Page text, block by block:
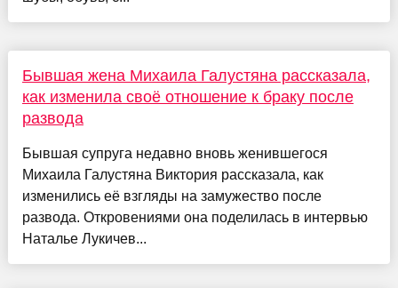
Бывшая жена Михаила Галустяна рассказала,
как изменила своё отношение к браку после
развода
Бывшая супруга недавно вновь женившегося
Михаила Галустяна Виктория рассказала, как
изменились её взгляды на замужество после
развода. Откровениями она поделилась в интервью
Наталье Лукичев...